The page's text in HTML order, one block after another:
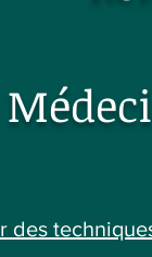
des